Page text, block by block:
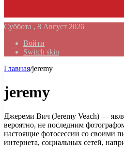
Суббота , 8 Август 2026
Войти
Switch skin
Главная/jeremy
jeremy
Джереми Вич (Jeremy Veach) —
вероятно, не последним
настоящие фотосессии со своими
интернета, социальных сетей,